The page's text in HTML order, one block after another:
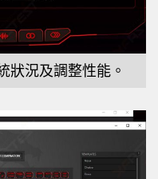
況及調整性能。